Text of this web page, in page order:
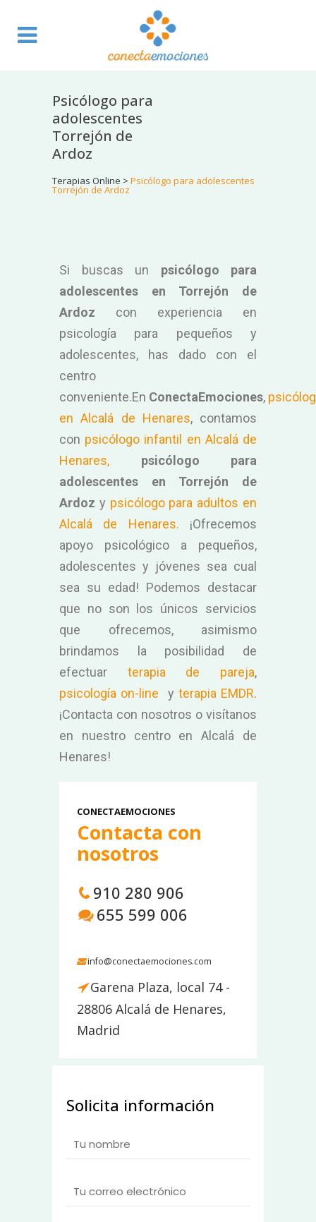
Psicólogo para
adolescentes
Torrejón de
Ardoz
Terapias Online > Psicólogo para adolescentes
Torrejón de Ardoz
Si buscas un psicólogo para
adolescentes en Torrejón de
Ardoz con experiencia en
psicología para pequeños y
adolescentes, has dado con el
centro
conveniente.En ConectaEmociones,
en Alcalá de Henares, contamos
con psicólogo infantil en Alcalá de
Henares, psicólogo para
adolescentes en Torrejón de
Ardoz y psicólogo para adultos en
Alcalá de Henares. ¡Ofrecemos
apoyo psicológico a pequeños,
adolescentes y jóvenes sea cual
sea su edad! Podemos destacar
que no son los únicos servicios
que ofrecemos, asimismo
brindamos la posibilidad de
efectuar terapia de pareja,
psicología on-line y terapia EMDR.
¡Contacta con nosotros o visítanos
en nuestro centro en Alcalá de
Henares!
CONECTAEMOCIONES
Contacta con
nosotros
910 280 906
655 599 006
info@conectaemociones.com
Garena Plaza, local 74 -
28806 Alcalá de Henares,
Madrid
Solicita información